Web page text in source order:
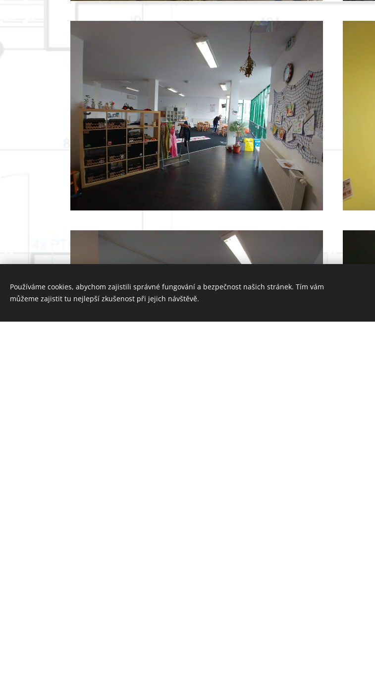
Používáme cookies, abychom zajistili správné fungování a bezpečnost našich stránek. Tím vám
můžeme zajistit tu nejlepší zkušenost při jejich návštěvě.